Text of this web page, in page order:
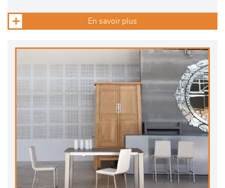
En savoir plus